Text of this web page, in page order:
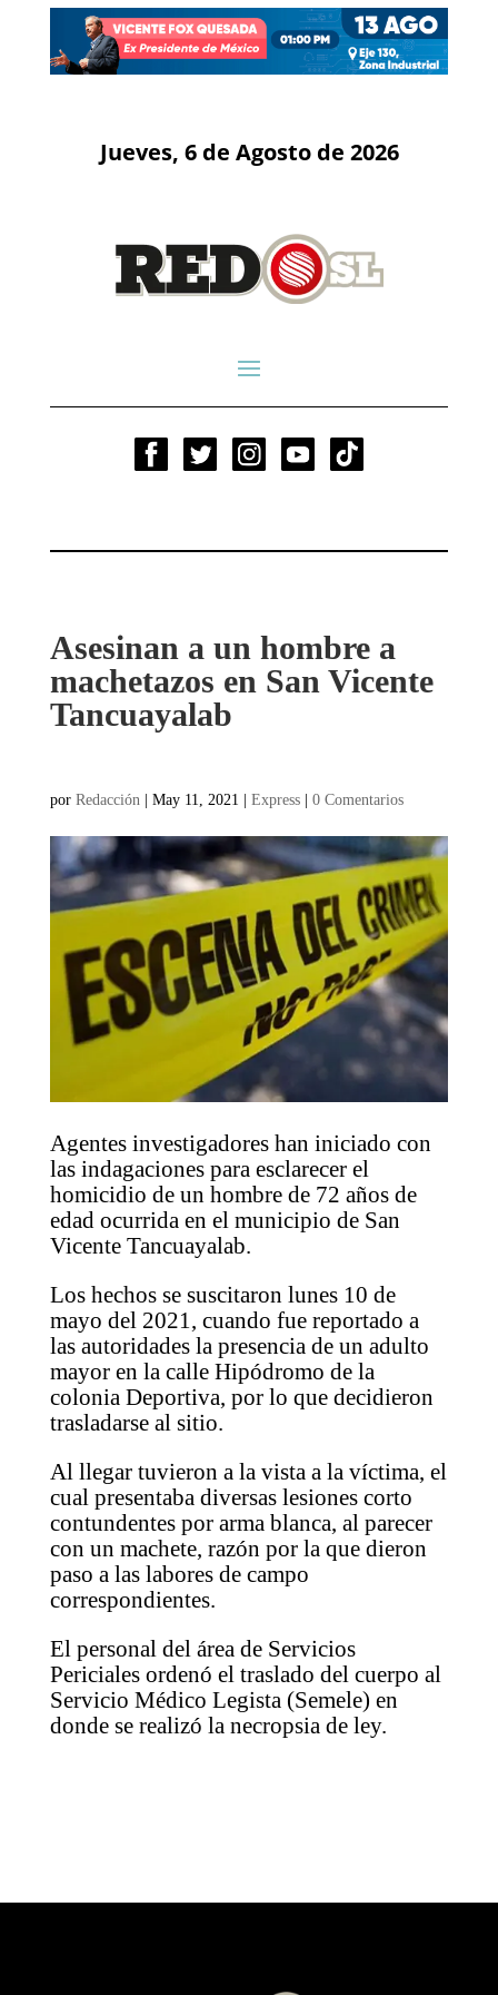
Jueves, 6 de Agosto de 2026
Asesinan a un hombre a
machetazos en San Vicente
Tancuayalab
por Redacción | May 11, 2021 | Express| 0 Comentarios
Agentes investigadores han iniciado con
las indagaciones para esclarecer el
homicidio de un hombre de 72 años de
edad ocurrida en el municipio de San
Vicente Tancuayalab.
Los hechos se suscitaron lunes 10 de
mayo del 2021, cuando fue reportado a
las autoridades la presencia de un adulto
mayor en la calle Hipódromo de la
colonia Deportiva, por lo que decidieron
trasladarse al sitio.
Al llegar tuvieron a la vista a la víctima, el
cual presentaba diversas lesiones corto
contundentes por arma blanca, al parecer
con un machete, razón por la que dieron
paso a las labores de campo
correspondientes.
El personal del área de Servicios
Periciales ordenó el traslado del cuerpo al
Servicio Médico Legista (Semele) en
donde se realizó la necropsia de ley.